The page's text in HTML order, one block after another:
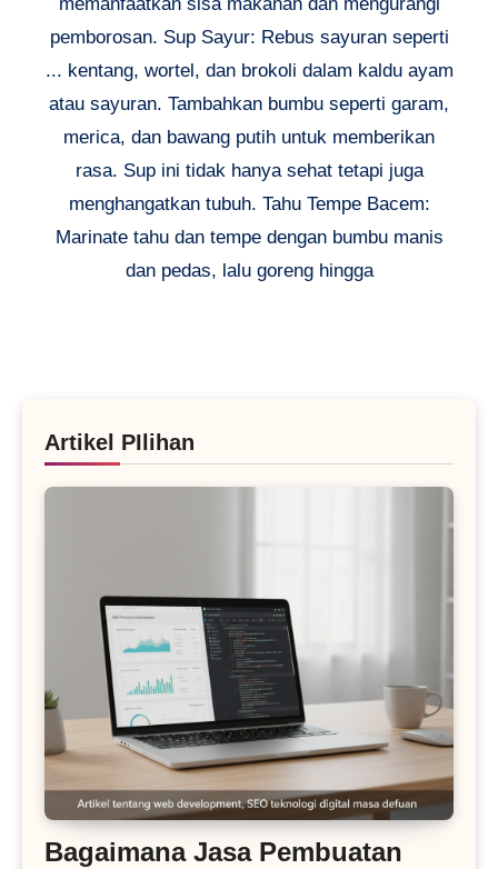
pemborosan. Sup Sayur: Rebus sayuran seperti
... kentang, wortel, dan brokoli dalam kaldu ayam
atau sayuran. Tambahkan bumbu seperti garam,
merica, dan bawang putih untuk memberikan
rasa. Sup ini tidak hanya sehat tetapi juga
menghangatkan tubuh. Tahu Tempe Bacem:
Marinate tahu dan tempe dengan bumbu manis
dan pedas, lalu goreng hingga
Artikel PIlihan
Bagaimana Jasa Pembuatan